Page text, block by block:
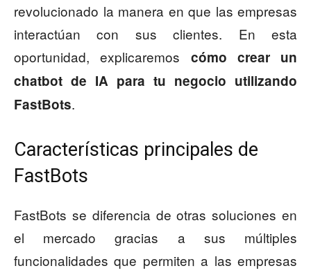
revolucionado la manera en que las empresas
interactúan con sus clientes. En esta
oportunidad, explicaremos cómo crear un
chatbot de IA para tu negocio utilizando
FastBots.
Características principales de
FastBots
FastBots se diferencia de otras soluciones en
el mercado gracias a sus múltiples
funcionalidades que permiten a las empresas